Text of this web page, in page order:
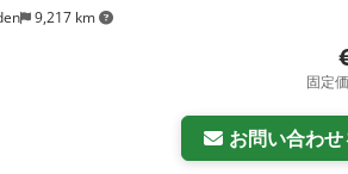
9,217 km
固定
お問い合わ